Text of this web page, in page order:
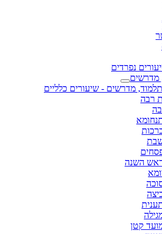
נפרדים
מדרשים
מדרשים - שיעורים כלליים
רבה
השנה
קטן